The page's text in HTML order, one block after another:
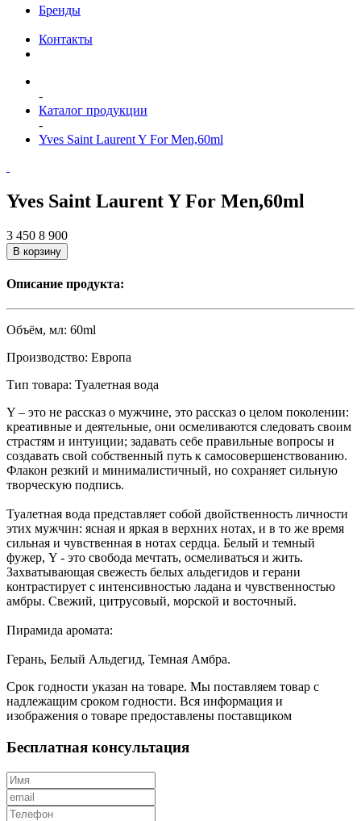
Бренды
Контакты
-
Каталог продукции
-
Yves Saint Laurent Y For Men,60ml
Yves Saint Laurent Y For Men,60ml
3 450 8 900
В корзину
Описание продукта:
Объём, мл: 60ml
Производство: Европа
Тип товара: Туалетная вода
Y – это не рассказ о мужчине, это рассказ о целом поколении:
креативные и деятельные, они осмеливаются следовать своим
страстям и интуиции; задавать себе правильные вопросы и
создавать свой собственный путь к самосовершенствованию.
Флакон резкий и минималистичный, но сохраняет сильную
творческую подпись.
Туалетная вода представляет собой двойственность личности
этих мужчин: ясная и яркая в верхних нотах, и в то же время
сильная и чувственная в нотах сердца. Белый и темный
фужер, Y - это свобода мечтать, осмеливаться и жить.
Захватывающая свежесть белых альдегидов и герани
контрастирует с интенсивностью ладана и чувственностью
амбры. Свежий, цитрусовый, морской и восточный.
Пирамида аромата:
Герань, Белый Альдегид, Темная Амбра.
Срок годности указан на товаре. Мы поставляем товар с
надлежащим сроком годности. Вся информация и
изображения о товаре предоставлены поставщиком
Бесплатная консультация